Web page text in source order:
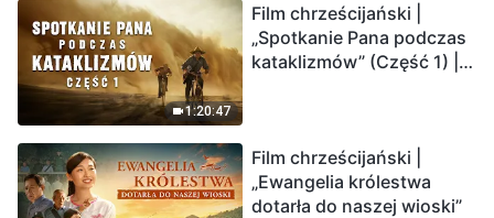
Ludzkość weszła w
odliczanie. Czy znalazłeś
już drogę ocalenia?
1:20:47
Film chrześcijański |
„Spotkanie Pana podczas
kataklizmów” (Część 1) |
Film chrześcijański |
„Ewangelia królestwa
dotarła do naszej wioski”